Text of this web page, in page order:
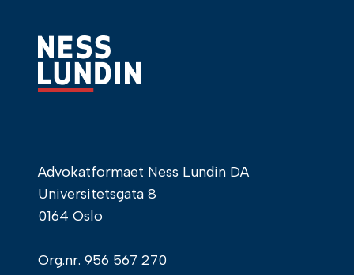
Advokatformaet Ness Lundin DA
Universitetsgata 8
0164 Oslo
Org.nr. 956 567 270